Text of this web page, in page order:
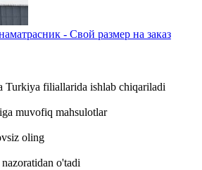
- Свой размер на заказ
Turkiya filiallarida ishlab chiqariladi
muvofiq mahsulotlar
oling
o'tadi